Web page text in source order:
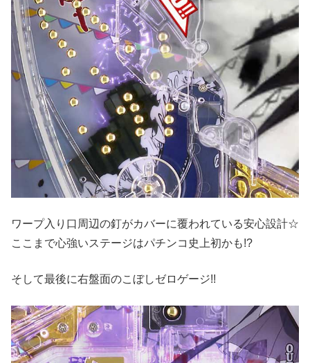
ワープ入り口周辺の釘がカバーに覆われている安心設計☆
ここまで心強いステージはパチンコ史上初かも!?
そして最後に右盤面のこぼしゼロゲージ!!